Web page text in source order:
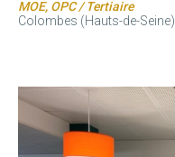
MOE, OPC / Tertiaire
Colombes (Hauts-de-Seine)